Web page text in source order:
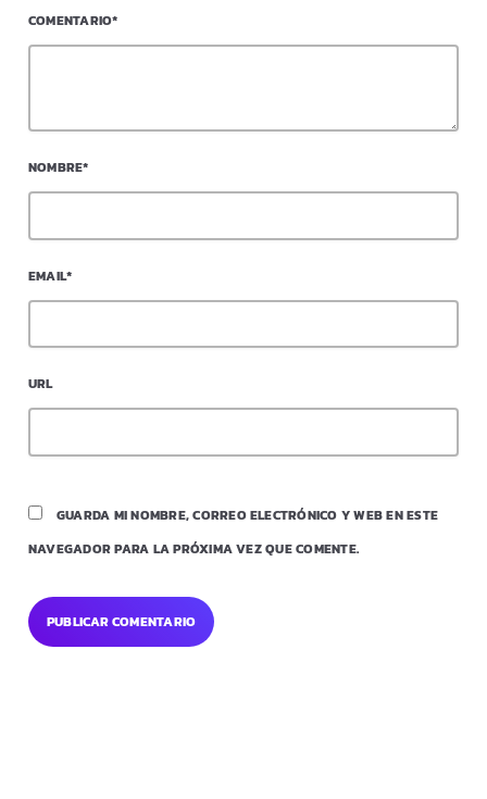
COMENTARIO*
NOMBRE*
EMAIL*
URL
GUARDA MI NOMBRE, CORREO ELECTRÓNICO Y WEB EN ESTE
NAVEGADOR PARA LA PRÓXIMA VEZ QUE COMENTE.